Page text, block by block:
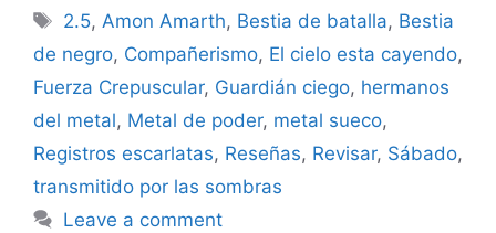
Tags
2.5, Amon Amarth, Bestia de batalla, Bestia
de negro, Compañerismo, El cielo esta cayendo,
Fuerza Crepuscular, Guardián ciego, hermanos
del metal, Metal de poder, metal sueco,
Registros escarlatas, Reseñas, Revisar, Sábado,
transmitido por las sombras
Leave a comment